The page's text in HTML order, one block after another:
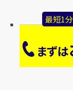
最短1分
まずは